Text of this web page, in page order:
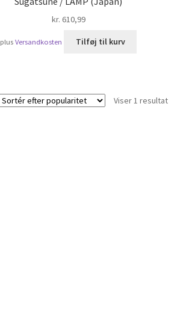
kr. 610,99
plus Versandkosten Tilføj til kurv
Viser 1 resultat